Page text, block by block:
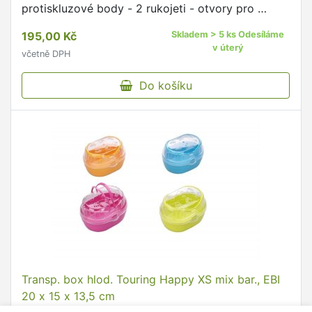
protiskluzové body - 2 rukojeti - otvory pro …
195,00 Kč
včetně DPH
Skladem > 5 ks Odesíláme
v úterý
Do košíku
Transp. box hlod. Touring Happy XS mix bar., EBI
20 x 15 x 13,5 cm